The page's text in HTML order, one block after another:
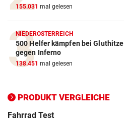
155.031 mal gelesen
NIEDERÖSTERREICH
500 Helfer kämpfen bei Gluthitze
gegen Inferno
138.451 mal gelesen
PRODUKT VERGLEICHE
Action-Cam Vergleich
ZUM VERGLEICH
Crosstrainer Vergleich
ZUM VERGLEICH
Elektro-Scooter Vergleich